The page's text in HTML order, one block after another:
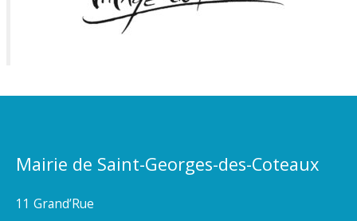
Mairie de Saint-Georges-des-Coteaux
11 Grand’Rue